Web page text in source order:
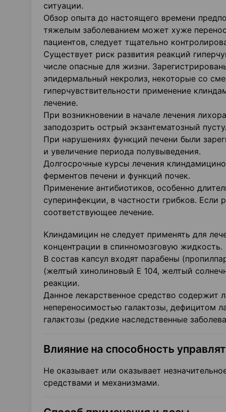
ситуации.
Обзор опыта до настоящего времени
тяжелым заболеванием может хуже
пациентов, следует тщательно
Существует риск развития реакций
числе опасные для жизни.
эпидермальный некролиз, некоторые со
гиперчувствительности применение
лечение.
При возникновении в начале лечения
заподозрить острый экзантематозный
При нарушениях функций печени были
и увеличение периода полувыведения.
Долгосрочные курсы лечения
ферментов печени и функций почек.
Применение антибиотиков, особенно
суперинфекции, в частности грибков. Если
соответствующее лечение.
Клиндамицин не следует применять для
концентрации в спинномозговую жидкость.
В состав капсул входят парабены
(желтый хинолиновый Е 104, желтый
реакции.
Данное лекарственное средство содержит
непереносимостью галактозы, дефицитом
галактозы (редкие наследственные
Влияние на способность
Не оказывает или оказывает
средствами и механизмами.